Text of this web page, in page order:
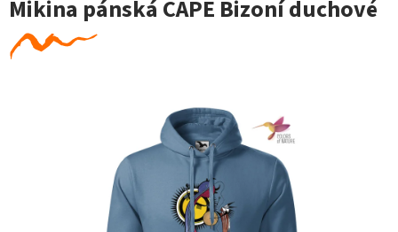
Mikina pánská CAPE Bizoní duchové